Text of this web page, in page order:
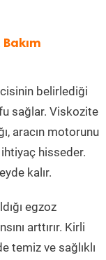
belirlediği
sağlar. Viskozite
aracın motorunu
hisseder.
kalır.
egzoz
arttırır. Kirli
temiz ve sağlıklı